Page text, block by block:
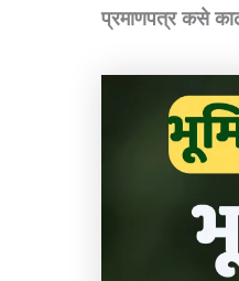
प्रमाणपत्र कसे